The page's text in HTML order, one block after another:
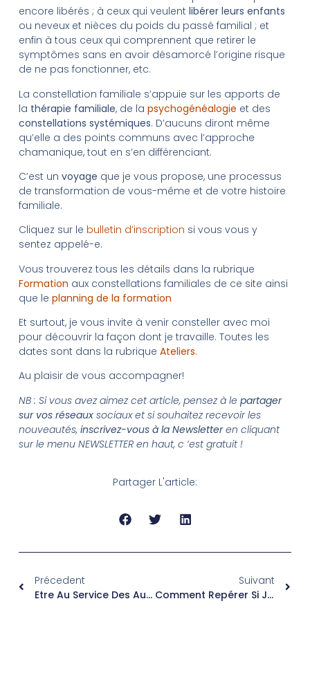
encore libérés ; à ceux qui veulent libérer leurs enfants
ou neveux et nièces du poids du passé familial ; et
enfin à tous ceux qui comprennent que retirer le
symptômes sans en avoir désamorcé l’origine risque
de ne pas fonctionner, etc.
La constellation familiale s’appuie sur les apports de
la thérapie familiale, de la psychogénéalogie et des
constellations systémiques. D’aucuns diront même
qu’elle a des points communs avec l’approche
chamanique, tout en s’en différenciant.
C’est un voyage que je vous propose, une processus
de transformation de vous-même et de votre histoire
familiale.
Cliquez sur le bulletin d’inscription si vous vous y
sentez appelé-e.
Vous trouverez tous les détails dans la rubrique
Formation aux constellations familiales de ce site ainsi
que le planning de la formation
Et surtout, je vous invite à venir consteller avec moi
pour découvrir la façon dont je travaille. Toutes les
dates sont dans la rubrique Ateliers.
Au plaisir de vous accompagner!
NB : Si vous avez aimez cet article, pensez à le partager
sur vos réseauxsociaux et si souhaitez recevoir les
nouveautés, inscrivez-vous à la Newsletteren cliquant
sur le menu NEWSLETTER en haut, c ‘est gratuit !
Partager L'article:
Précedent
Etre Au Service Des Autres Ne Veut Pas Dire Se Sacrifier !
Suivant
Comment Repérer Si Je Suis En Burn-Out ?